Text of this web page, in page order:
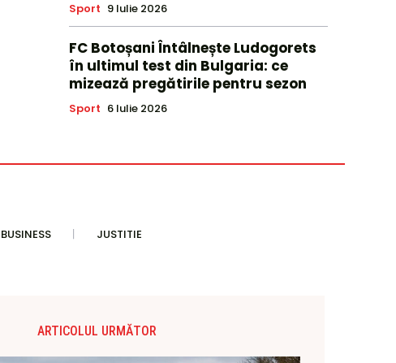
Sport 9 Iulie 2026
FC Botoșani Întâlnește Ludogorets
în ultimul test din Bulgaria: ce
mizează pregătirile pentru sezon
Sport 6 Iulie 2026
BUSINESS JUSTITIE
ARTICOLUL URMĂTOR